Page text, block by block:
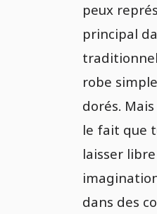
peux
principal
robe
dorés.
le fait que
laisser
dans des